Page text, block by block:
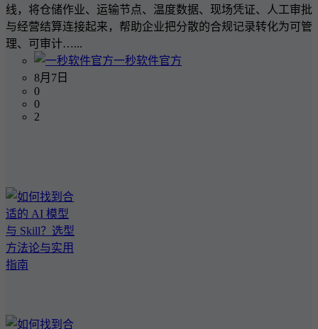
线，将仓储作业、运输节点、温度数据、现场凭证、人工审批
与经营结算连接起来，帮助企业把分散的合规记录转化为可管
理、可审计…...
一秒软件官方
8月7日
0
0
2